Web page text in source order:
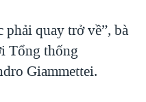
phải quay trở về”, bà
Tổng thống
Giammettei.